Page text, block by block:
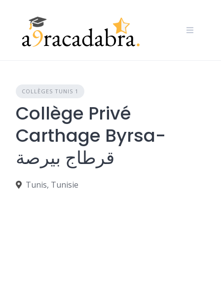
COLLÈGES TUNIS 1
Collège Privé
Carthage Byrsa-
قرطاج بيرصة
Tunis, Tunisie